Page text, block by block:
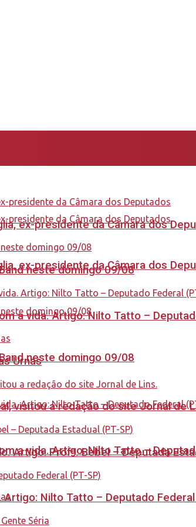
ex-presidente da Câmara dos
neste domingo 09/08
a vida. Artigo: Nilto Tatto –
ex-presidente da Câmara dos
neste domingo 09/08
a vida. Artigo: Nilto Tatto –
Urnas
visitou a redação do site Jornal de
Artigo: Profª. Bebel – Deputada
Nilto Tatto – Deputado Federal